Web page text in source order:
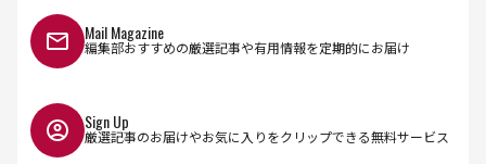
Mail Magazine
編集部おすすめの厳選記事や有用情報を定期的にお届け
Sign Up
厳選記事のお届けやお気に入りをクリップできる無料サービス